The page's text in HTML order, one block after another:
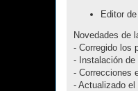
Editor
Novedades de
- Corregido los
- Instalación de
- Correcciones
- Actualizado el